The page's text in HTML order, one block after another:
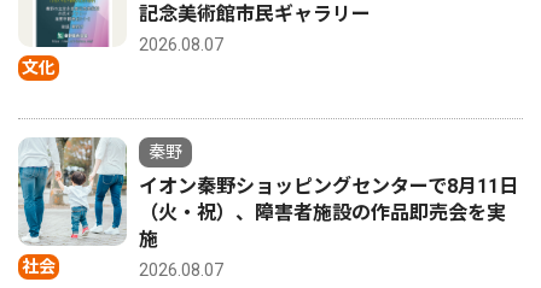
文化
記念美術館市民ギャラリー
2026.08.07
社会
秦野
イオン秦野ショッピングセンターで8月11日
（火・祝）、障害者施設の作品即売会を実
施
2026.08.07